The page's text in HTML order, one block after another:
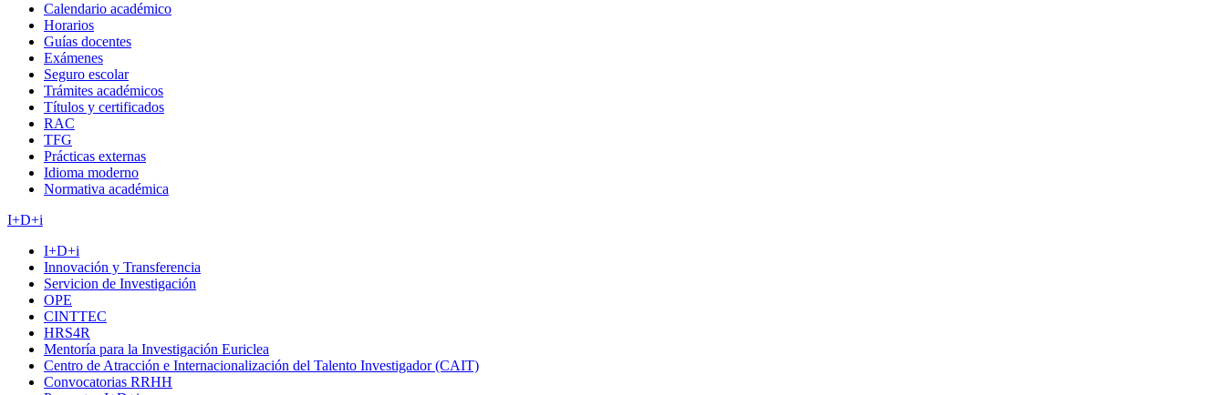
Calendario académico
Horarios
Guías docentes
Exámenes
Seguro escolar
Trámites académicos
Títulos y certificados
RAC
TFG
Prácticas externas
Idioma moderno
Normativa académica
I+D+i
I+D+i
Innovación y Transferencia
Servicion de Investigación
OPE
CINTTEC
HRS4R
Mentoría para la Investigación Euriclea
Centro de Atracción e Internacionalización del Talento Investigador (CAIT)
Convocatorias RRHH